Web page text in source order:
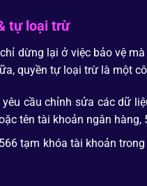
tự loại trừ
dừng lại ở việc bảo vệ
quyền tự loại trừ là một
yêu cầu chỉnh sửa các dữ
tên tài khoản ngân
tạm khóa tài khoản